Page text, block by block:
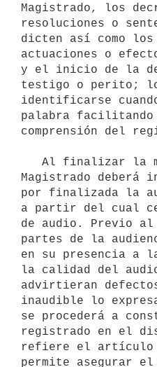
Magistrado, los
resoluciones o
dicten así como los
actuaciones o
y el inicio de la
testigo o perito;
identificarse
palabra
comprensión del
Magistrado deberá
por finalizada la
a partir del cual
de audio. Previo
partes de la
en su presencia a
la calidad del
advirtieran
inaudible lo
se procederá a
registrado en el
refiere el artículo
permite asegurar